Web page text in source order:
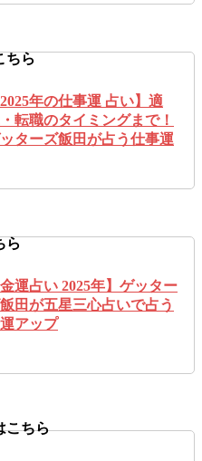
ちら
2025年の仕事運 占い】適
転職のタイミングまで！
ターズ飯田が占う仕事運
ら
金運占い 2025年】ゲッター
田が五星三心占いで占う
アップ
こちら